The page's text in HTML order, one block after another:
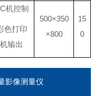
机控制
色打印
机输出
500×350
×800
15
0
影像测量仪